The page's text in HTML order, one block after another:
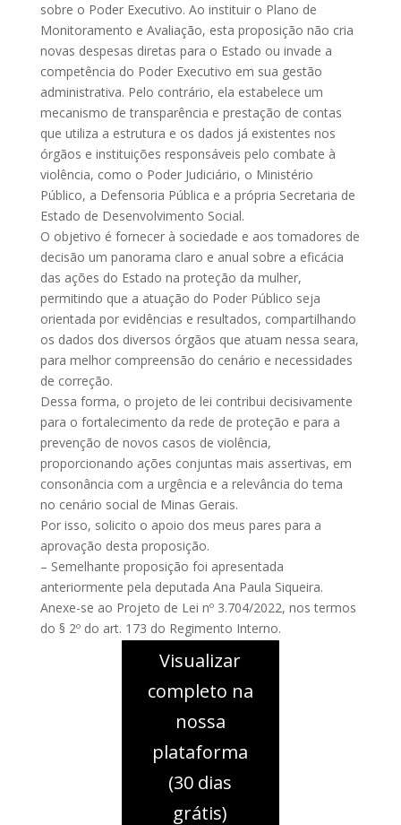
sobre o Poder Executivo. Ao instituir o Plano de
Monitoramento e Avaliação, esta proposição não cria
novas despesas diretas para o Estado ou invade a
competência do Poder Executivo em sua gestão
administrativa. Pelo contrário, ela estabelece um
mecanismo de transparência e prestação de contas
que utiliza a estrutura e os dados já existentes nos
órgãos e instituições responsáveis pelo combate à
violência, como o Poder Judiciário, o Ministério
Público, a Defensoria Pública e a própria Secretaria de
Estado de Desenvolvimento Social.
O objetivo é fornecer à sociedade e aos tomadores de
decisão um panorama claro e anual sobre a eficácia
das ações do Estado na proteção da mulher,
permitindo que a atuação do Poder Público seja
orientada por evidências e resultados, compartilhando
os dados dos diversos órgãos que atuam nessa seara,
para melhor compreensão do cenário e necessidades
de correção.
Dessa forma, o projeto de lei contribui decisivamente
para o fortalecimento da rede de proteção e para a
prevenção de novos casos de violência,
proporcionando ações conjuntas mais assertivas, em
consonância com a urgência e a relevância do tema
no cenário social de Minas Gerais.
Por isso, solicito o apoio dos meus pares para a
aprovação desta proposição.
– Semelhante proposição foi apresentada
anteriormente pela deputada Ana Paula Siqueira.
Anexe-se ao Projeto de Lei nº 3.704/2022, nos termos
do § 2º do art. 173 do Regimento Interno.
Visualizar
completo na
nossa
plataforma
(30 dias
grátis)